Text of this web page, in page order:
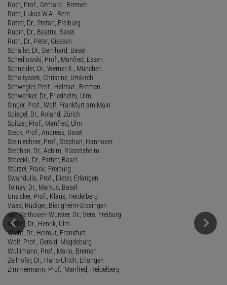
Roth, Prof., Gerhard , Bremen
Roth, Lukas W.A., Bern
Rotter, Dr., Stefan, Freiburg
Rubin, Dr., Beatrix, Basel
Ruth, Dr., Peter, Giessen
Schaller, Dr., Bernhard, Basel
Schedlowski, Prof., Manfred, Essen
Schneider, Dr., Werner X., München
Scholtyssek, Christine, Umkirch
Schwegler, Prof., Helmut , Bremen
Schwenker, Dr., Friedhelm, Ulm
Singer, Prof., Wolf, Frankfurt am Main
Spiegel, Dr., Roland, Zürich
Spitzer, Prof., Manfred, Ulm
Steck, Prof., Andreas, Basel
Steinlechner, Prof., Stephan, Hannover
Stephan, Dr., Achim, Rüsselsheim
Stoeckli, Dr., Esther, Basel
Stürzel, Frank, Freiburg
Swandulla, Prof., Dieter, Erlangen
Tolnay, Dr., Markus, Basel
Unsicker, Prof., Klaus, Heidelberg
Vaas, Rüdiger, Bietigheim-Bissingen
van Velthoven-Wurster, Dr., Vera, Freiburg
Walter, Dr., Henrik, Ulm
Wicht, Dr., Helmut, Frankfurt
Wolf, Prof., Gerald, Magdeburg
Wullimann, Prof., Mario, Bremen
Zeilhofer, Dr., Hans-Ulrich, Erlangen
Zimmermann, Prof., Manfred, Heidelberg